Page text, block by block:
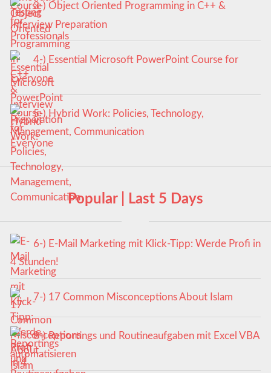
3-) Object Oriented Programming in C++ &
Interview Preparation
4-) Essential Microsoft PowerPoint Course for
Everyone
5-) Hybrid Work: Policies, Technology,
Management, Communication
Popular | Last 5 Days
6-) E-Mail Marketing mit Klick-Tipp: Werde Profi in
4 Stunden!
7-) 17 Common Misconceptions About Islam
8-) Reportings und Routineaufgaben mit Excel VBA
automatisieren